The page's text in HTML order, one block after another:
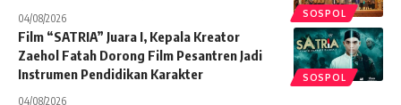
SOSPOL
04/08/2026
SOSPOL
Film “SATRIA” Juara I, Kepala Kreator
Zaehol Fatah Dorong Film Pesantren Jadi
Instrumen Pendidikan Karakter
04/08/2026